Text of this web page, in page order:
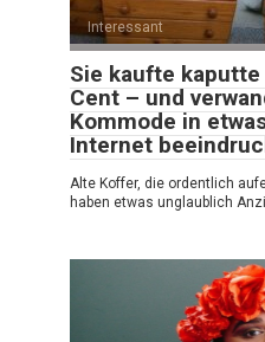
Interessant
Sie kaufte
Cent – und
Kommode in
Internet
Alte Koffer, die ordentlich
haben etwas unglaublich